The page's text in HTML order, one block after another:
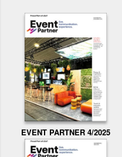
EVENT PARTNER 4/2025